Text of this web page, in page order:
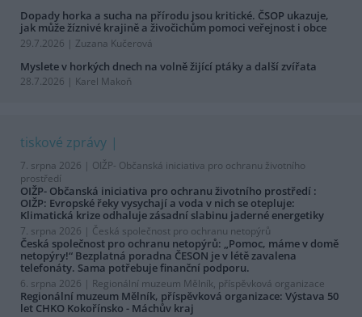
Dopady horka a sucha na přírodu jsou kritické. ČSOP ukazuje,
jak může žíznivé krajině a živočichům pomoci veřejnost i obce
29.7.2026 | Zuzana Kučerová
Myslete v horkých dnech na volně žijící ptáky a další zvířata
28.7.2026 | Karel Makoň
tiskové zprávy
7. srpna 2026 | OIŽP- Občanská iniciativa pro ochranu životního
prostředí
OIŽP- Občanská iniciativa pro ochranu životního prostředí :
OIŽP: Evropské řeky vysychají a voda v nich se otepluje:
Klimatická krize odhaluje zásadní slabinu jaderné energetiky
7. srpna 2026 | Česká společnost pro ochranu netopýrů
Česká společnost pro ochranu netopýrů: „Pomoc, máme v domě
netopýry!“ Bezplatná poradna ČESON je v létě zavalena
telefonáty. Sama potřebuje finanční podporu.
6. srpna 2026 | Regionální muzeum Mělník, příspěvková organizace
Regionální muzeum Mělník, příspěvková organizace: Výstava 50
let CHKO Kokořínsko - Máchův kraj